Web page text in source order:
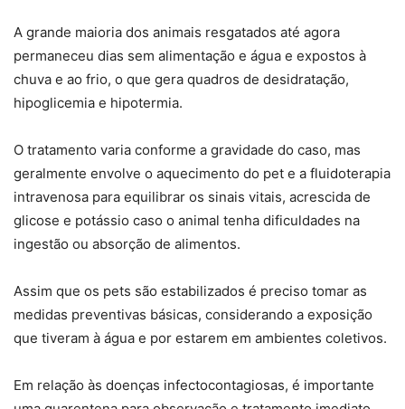
A grande maioria dos animais resgatados até agora
permaneceu dias sem alimentação e água e expostos à
chuva e ao frio, o que gera quadros de desidratação,
hipoglicemia e hipotermia.
O tratamento varia conforme a gravidade do caso, mas
geralmente envolve o aquecimento do pet e a fluidoterapia
intravenosa para equilibrar os sinais vitais, acrescida de
glicose e potássio caso o animal tenha dificuldades na
ingestão ou absorção de alimentos.
Assim que os pets são estabilizados é preciso tomar as
medidas preventivas básicas, considerando a exposição
que tiveram à água e por estarem em ambientes coletivos.
Em relação às doenças infectocontagiosas, é importante